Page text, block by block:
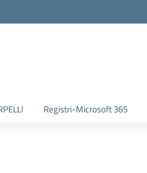
Registri-Microsoft 365